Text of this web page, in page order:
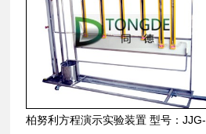
柏努利方程演示实验装置 型号：